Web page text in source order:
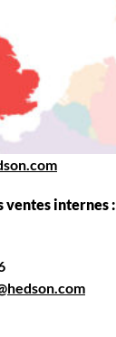
ventes internes :